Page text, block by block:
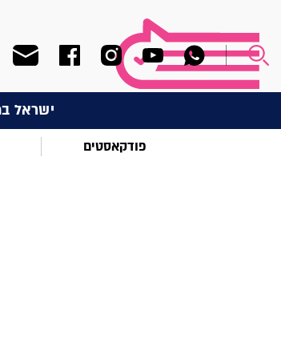
ישראל
פודקאסטים